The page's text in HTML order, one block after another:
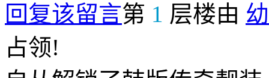
回复该留言第 1 层楼由
占领!